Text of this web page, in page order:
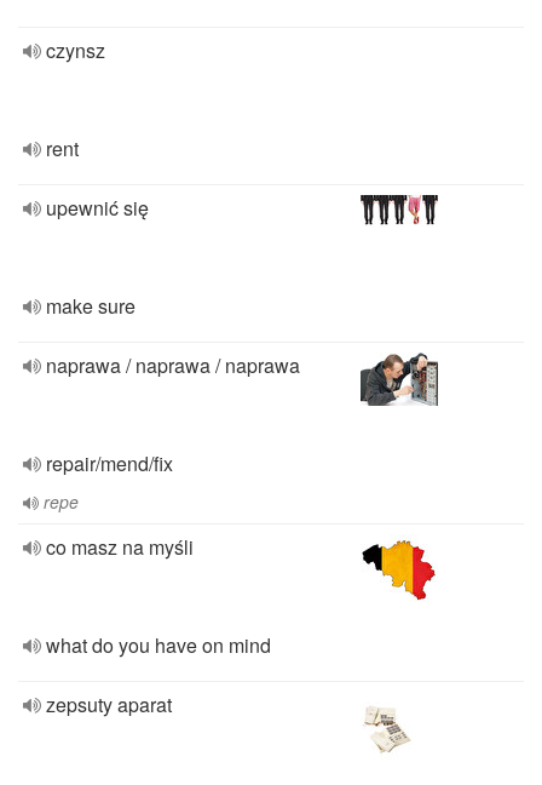
czynsz
rent
upewnić się
make sure
naprawa / naprawa / naprawa
repair/mend/fix
repe
co masz na myśli
what do you have on mind
zepsuty aparat